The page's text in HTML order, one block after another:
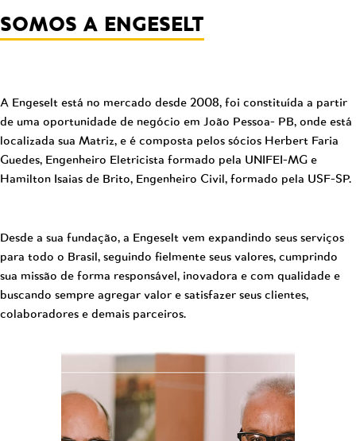
SOMOS A ENGESELT
A Engeselt está no mercado desde 2008, foi constituída a partir
de uma oportunidade de negócio em João Pessoa- PB, onde está
localizada sua Matriz, e é composta pelos sócios Herbert Faria
Guedes, Engenheiro Eletricista formado pela UNIFEI-MG e
Hamilton Isaias de Brito, Engenheiro Civil, formado pela USF-SP.
Desde a sua fundação, a Engeselt vem expandindo seus serviços
para todo o Brasil, seguindo fielmente seus valores, cumprindo
sua missão de forma responsável, inovadora e com qualidade e
buscando sempre agregar valor e satisfazer seus clientes,
colaboradores e demais parceiros.